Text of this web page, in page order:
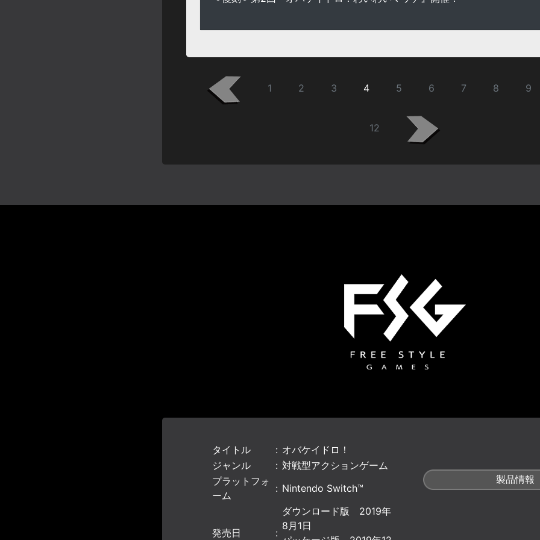
1 2 3 4 5 6 7 8 9
12
タイトル : オバケイドロ！
ジャンル
: 対戦型アクションゲーム
プラットフォ
ーム
: Nintendo Switch™
発売日 :
ダウンロード版 2019年
8月1日
製品情報